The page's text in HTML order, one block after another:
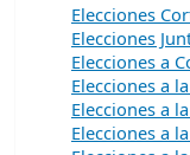
Elecciones
Elecciones
Elecciones a
Elecciones a
Elecciones a
Elecciones a